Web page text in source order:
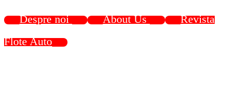
Despre noi About Us
Revista
Flote Auto